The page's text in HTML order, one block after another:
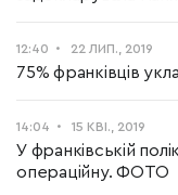
12:40 22 ЛИП., 2019
75% франківців
14:04 15 КВІ., 2019
У франківській
операційну. ФОТО